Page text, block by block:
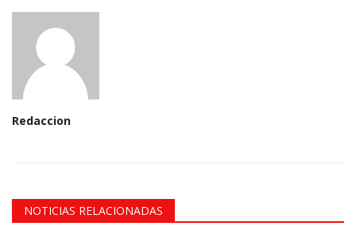
Redaccion
NOTICIAS RELACIONADAS